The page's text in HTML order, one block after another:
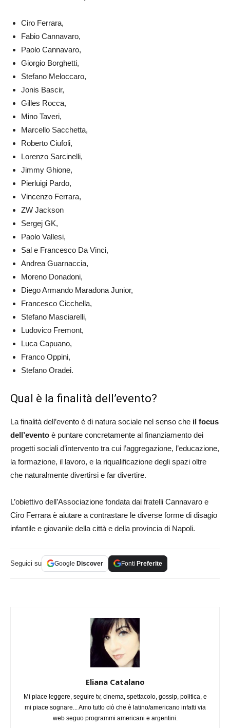
Ciro Ferrara,
Fabio Cannavaro,
Paolo Cannavaro,
Giorgio Borghetti,
Stefano Meloccaro,
Jonis Bascir,
Gilles Rocca,
Mino Taveri,
Marcello Sacchetta,
Roberto Ciufoli,
Lorenzo Sarcinelli,
Jimmy Ghione,
Pierluigi Pardo,
Vincenzo Ferrara,
ZW Jackson
Sergej GK,
Paolo Vallesi,
Sal e Francesco Da Vinci,
Andrea Guarnaccia,
Moreno Donadoni,
Diego Armando Maradona Junior,
Francesco Cicchella,
Stefano Masciarelli,
Ludovico Fremont,
Luca Capuano,
Franco Oppini,
Stefano Oradei.
Qual è la finalità dell’evento?
La finalità dell’evento è di natura sociale nel senso che il focus
dell’evento è puntare concretamente al finanziamento dei
progetti sociali d’intervento tra cui l’aggregazione, l’educazione,
la formazione, il lavoro, e la riqualificazione degli spazi oltre
che naturalmente divertirsi e far divertire.
L’obiettivo dell’Associazione fondata dai fratelli Cannavaro e
Ciro Ferrara è aiutare a contrastare le diverse forme di disagio
infantile e giovanile della città e della provincia di Napoli.
Seguici su Google Discover Fonti Preferite
Eliana Catalano
Mi piace leggere, seguire tv, cinema, spettacolo, gossip, politica, e
mi piace sognare... Amo tutto ciò che è latino/americano infatti via
web seguo programmi americani e argentini.